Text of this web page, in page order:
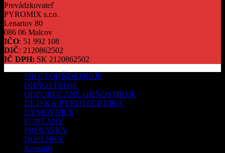
Prevádzkovateľ
PYROMIX s.r.o.
Lenartov 80
086 06 Malcov
IČO: 51 992 108
DIČ: 2120862502
IČ DPH: SK 2120862502
PROFI OHŇOSTROJE
OHŇOSTROJE
ODPORÚČANÉ OHŇOSTROJE
DETSKÁ-PYROTECHNIKA
DYMOVNICE
FONTÁNY
PRSKAVKY
DOPLNKY
Kontakty